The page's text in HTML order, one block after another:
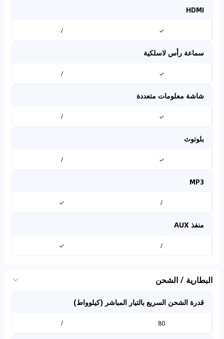
HDMI
✓
/
سماعة رأس لاسلكية
✓
/
شاشة معلومات متعددة
✓
/
بلوتوث
✓
/
MP3
/
✓
منفذ AUX
/
✓
البطارية / الشحن
قدرة الشحن السريع بالتيار المباشر (كيلوواط)
80
/